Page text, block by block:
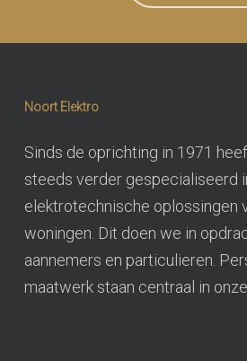
Noort Elektro
Sinds de oprichting in 1971
steeds verder gespecialiseerd
elektrotechnische oplossingen
woningen. Dit doen we in
aannemers en particulieren.
maatwerk staan centraal in